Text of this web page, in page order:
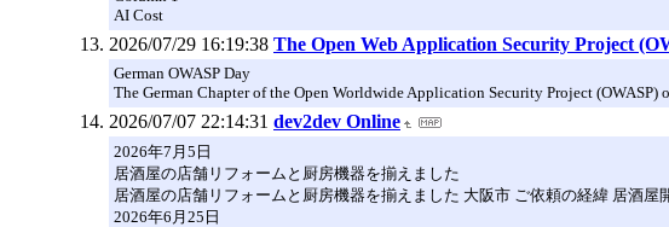
AI Cost
2026/07/29 16:19:38 The Open Web Application Security Project
German OWASP Day
The German Chapter of the Open Worldwide Application Security Project
2026/07/07 22:14:31 dev2dev Online
2026年7月5日
居酒屋の店舗リフォームと厨房機器を揃えました
居酒屋の店舗リフォームと厨房機器を揃えました 大阪市 ご依頼の経緯 居酒屋
2026年6月25日